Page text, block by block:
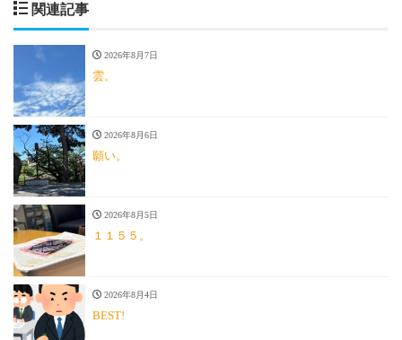
関連記事
2026年8月7日
雲。
2026年8月6日
願い。
2026年8月5日
１１５５。
2026年8月4日
BEST!